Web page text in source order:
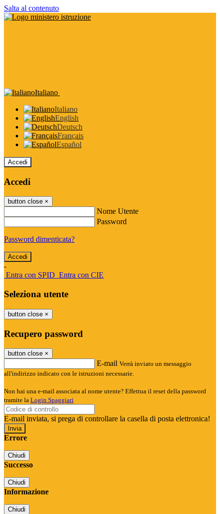
Salta al contenuto
Italiano
Italiano
English
Deutsch
Français
Español
Accedi
Accedi
button close ×
Nome Utente
Password
Password dimenticata?
-
Entra con SPID Entra con CIE
Seleziona utente
button close ×
Recupero password
button close ×
E-mail Verrà inviato un messaggio
all'indirizzo indicato con le istruzioni necessarie.
Non hai una e-mail associata al nome utente? Effettua il reset della password
tramite la Login Spaggiari
E-mail inviata, si prega di controllare la casella di posta elettronica!
Errore
Chiudi
Successo
Chiudi
Informazione
Chiudi